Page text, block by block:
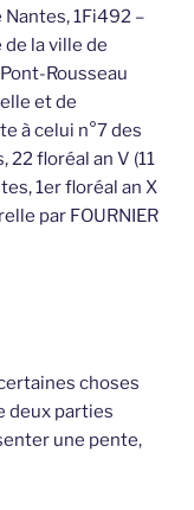
1Fi492 –
de la ville de
Rousseau
et de
à celui n°7 des
22 floréal an V (11
1er floréal an X
par FOURNIER
choses
deux parties
une pente,